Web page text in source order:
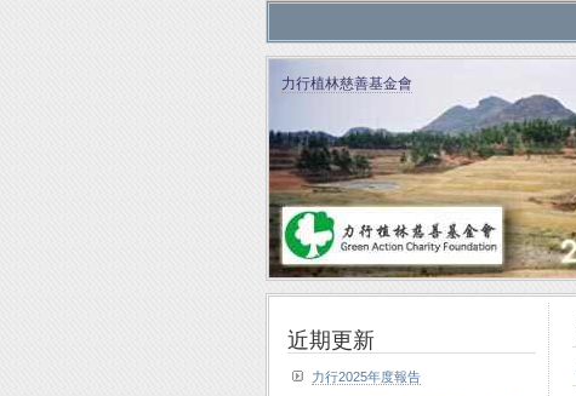
力行植林慈善基金會
近期更新
力行2025年度報告